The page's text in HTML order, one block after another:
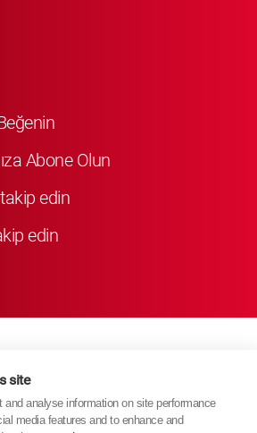
Abone Olun
edin
edin
site
analyse information on site performance
media features and to enhance and